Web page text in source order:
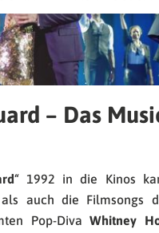
– Das
“ 1992 in die Kinos
auch die Filmsongs
Pop-Diva Whitney